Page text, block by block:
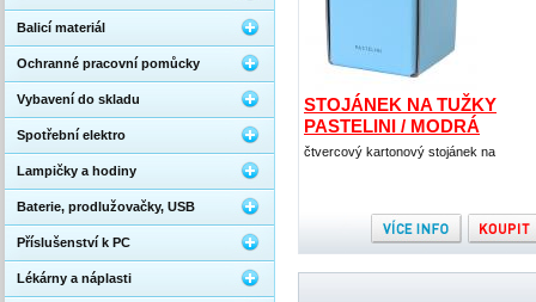
STOJÁNEK NA TUŽKY
PASTELINI / MODRÁ
čtvercový kartonový stojánek na
Balicí materiál
Ochranné pracovní pomůcky
Vybavení do skladu
Spotřební elektro
Lampičky a hodiny
Baterie, prodlužovačky, USB
Příslušenství k PC
Lékárny a náplasti